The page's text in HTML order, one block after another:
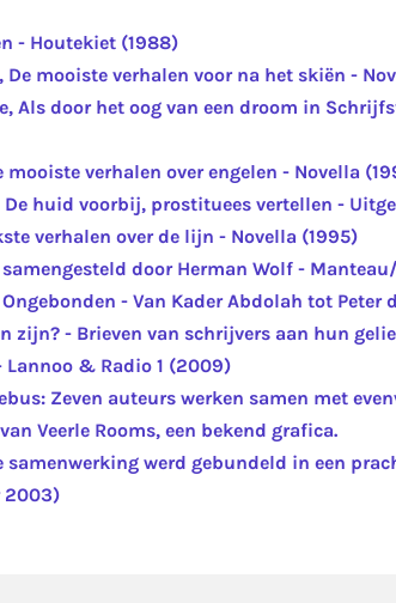
- Houtekiet (1988)
De mooiste verhalen voor na het skiën -
Als door het oog van een droom in
(1993)
mooiste verhalen over engelen - Novella
huid voorbij, prostituees vertellen -
verhalen over de lijn - Novella (1995)
door Herman Wolf -
- Van Kader Abdolah tot Peter
zijn? - Brieven van schrijvers aan hun
& Radio 1 (2009)
Zeven auteurs werken samen met
Veerle Rooms, een bekend grafica.
samenwerking werd gebundeld in een
2003)